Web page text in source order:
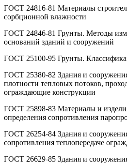
ГОСТ 24816-81 Материалы
сорбционной влажности
ГОСТ 24846-81 Грунты. Методы
оснований зданий и сооружений
ГОСТ 25100-95 Грунты.
ГОСТ 25380-82 Здания и
плотности тепловых потоков,
ограждающие конструкции
ГОСТ 25898-83 Материалы и
определения сопротивления
ГОСТ 26254-84 Здания и
сопротивления теплопередаче
ГОСТ 26629-85 Здания и